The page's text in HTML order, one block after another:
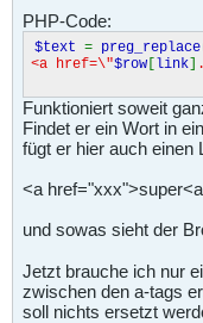
PHP-Code:
$text = preg_replace
<a href=\"$row [link]
Funktioniert soweit
Findet er ein Wort in
fügt er hier auch einen
<a
und sowas sieht der
Jetzt brauche ich nur
zwischen den a-tags
soll nichts ersetzt